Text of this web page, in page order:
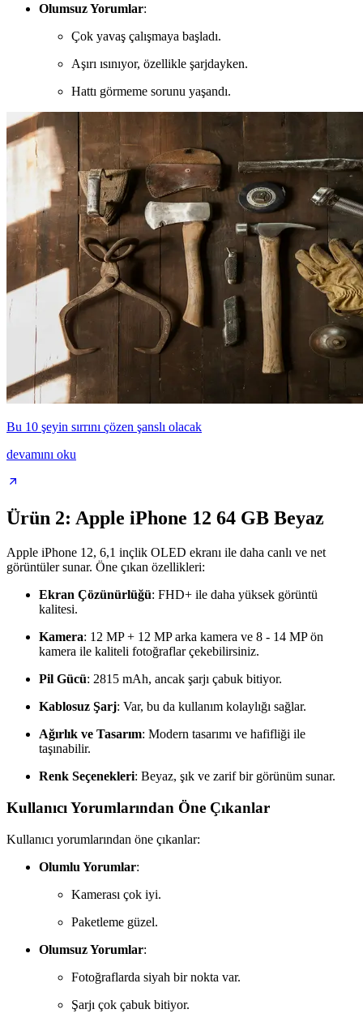
Olumsuz Yorumlar:
Çok yavaş çalışmaya başladı.
Aşırı ısınıyor, özellikle şarjdayken.
Hattı görmeme sorunu yaşandı.
Bu 10 şeyin sırrını çözen şanslı olacak
devamını oku
Ürün 2: Apple iPhone 12 64 GB Beyaz
Apple iPhone 12, 6,1 inçlik OLED ekranı ile daha canlı ve net
görüntüler sunar. Öne çıkan özellikleri:
Ekran Çözünürlüğü: FHD+ ile daha yüksek görüntü
kalitesi.
Kamera: 12 MP + 12 MP arka kamera ve 8 - 14 MP ön
kamera ile kaliteli fotoğraflar çekebilirsiniz.
Pil Gücü: 2815 mAh, ancak şarjı çabuk bitiyor.
Kablosuz Şarj: Var, bu da kullanım kolaylığı sağlar.
Ağırlık ve Tasarım: Modern tasarımı ve hafifliği ile
taşınabilir.
Renk Seçenekleri: Beyaz, şık ve zarif bir görünüm sunar.
Kullanıcı Yorumlarından Öne Çıkanlar
Kullanıcı yorumlarından öne çıkanlar:
Olumlu Yorumlar:
Kamerası çok iyi.
Paketleme güzel.
Olumsuz Yorumlar:
Fotoğraflarda siyah bir nokta var.
Şarjı çok çabuk bitiyor.